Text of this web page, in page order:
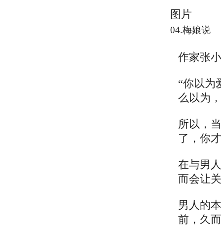
图片
04.梅娘说
作家张
“你以为
么以为
所以，
了，你
在与男
而会让
男人的
前，久